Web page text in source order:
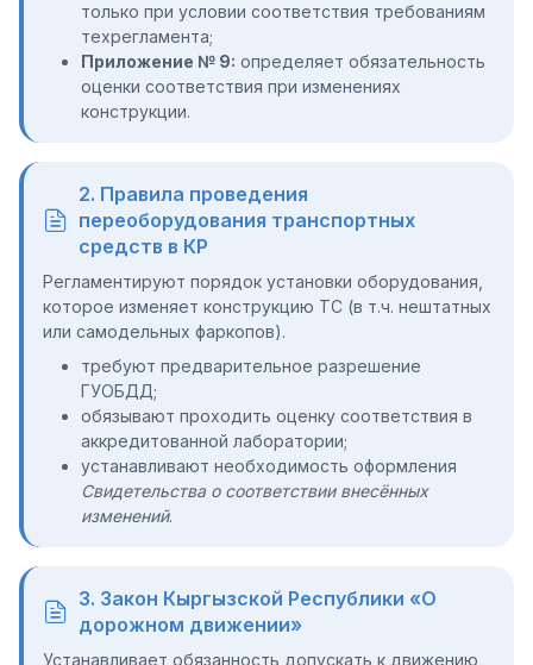
только при условии соответствия требованиям
техрегламента;
Приложение № 9: определяет обязательность
оценки соответствия при изменениях
конструкции.
2. Правила проведения
переоборудования транспортных
средств в КР
Регламентируют порядок установки оборудования,
которое изменяет конструкцию ТС (в т.ч. нештатных
или самодельных фаркопов).
требуют предварительное разрешение
ГУОБДД;
обязывают проходить оценку соответствия в
аккредитованной лаборатории;
устанавливают необходимость оформления
Свидетельства о соответствии внесённых
изменений.
3. Закон Кыргызской Республики «О
дорожном движении»
Устанавливает обязанность допускать к движению